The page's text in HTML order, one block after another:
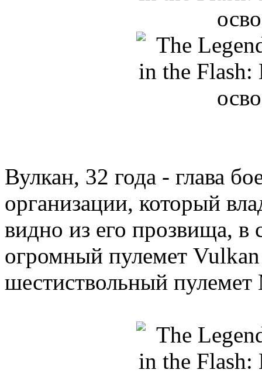
Вулкан, 32 года - глава
организации, который
видно из его прозвища, в
огромный пулемет
шестиствольный